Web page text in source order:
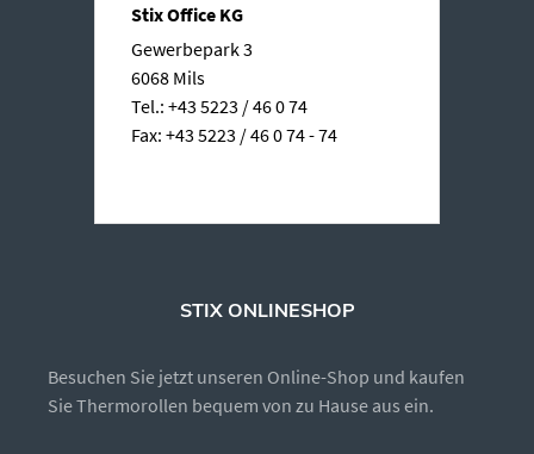
Stix Office KG
Gewerbepark 3
6068 Mils
Tel.: +43 5223 / 46 0 74
Fax: +43 5223 / 46 0 74 - 74
STIX ONLINESHOP
Besuchen Sie jetzt unseren Online-Shop und kaufen
Sie Thermorollen bequem von zu Hause aus ein.